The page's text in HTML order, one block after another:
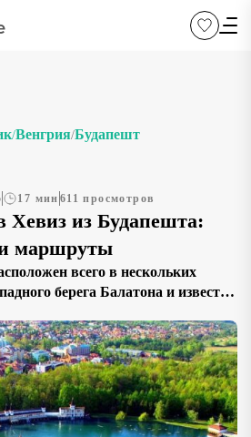
/Венгрия/Будапешт
17 мин 611 просмотров
Хевиз из Будапешта:
маршруты
всего в нескольких
берега Балатона и известен
водоем с минеральным
привлекает туристов
воды здесь не опускается
32–34°C летом, создавая
отдыха и оздоровления. Курорт